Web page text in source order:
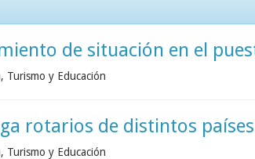
de situación en el
Turismo y Educación
rotarios de distintos
Turismo y Educación